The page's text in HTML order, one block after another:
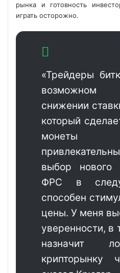
рынка и готовность
играть осторожно.
«Трейдеры
возможном
снижении
который
выбор нового
ФРС в
способен
цены. У меня
уверенности, в
назначит
крипторынку